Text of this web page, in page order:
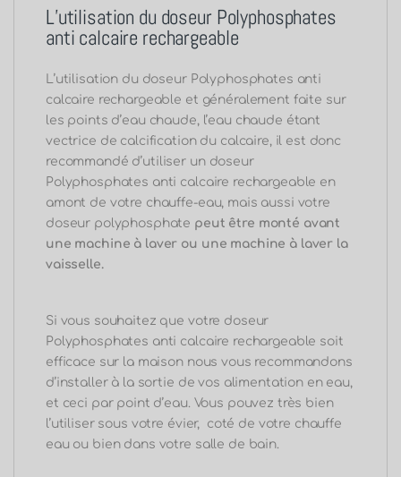
L’utilisation du doseur Polyphosphates
anti calcaire rechargeable
L’utilisation du doseur Polyphosphates anti
calcaire rechargeable et généralement faite sur
les points d’eau chaude, l’eau chaude étant
vectrice de calcification du calcaire, il est donc
recommandé d’utiliser un doseur
Polyphosphates anti calcaire rechargeable en
amont de votre chauffe-eau, mais aussi votre
doseur polyphosphate peut être monté avant
une machine à laver ou une machine à laver la
vaisselle.
Si vous souhaitez que votre doseur
Polyphosphates anti calcaire rechargeable soit
efficace sur la maison nous vous recommandons
d’installer à la sortie de vos alimentation en eau,
et ceci par point d’eau. Vous pouvez très bien
l’utiliser sous votre évier, coté de votre chauffe
eau ou bien dans votre salle de bain.